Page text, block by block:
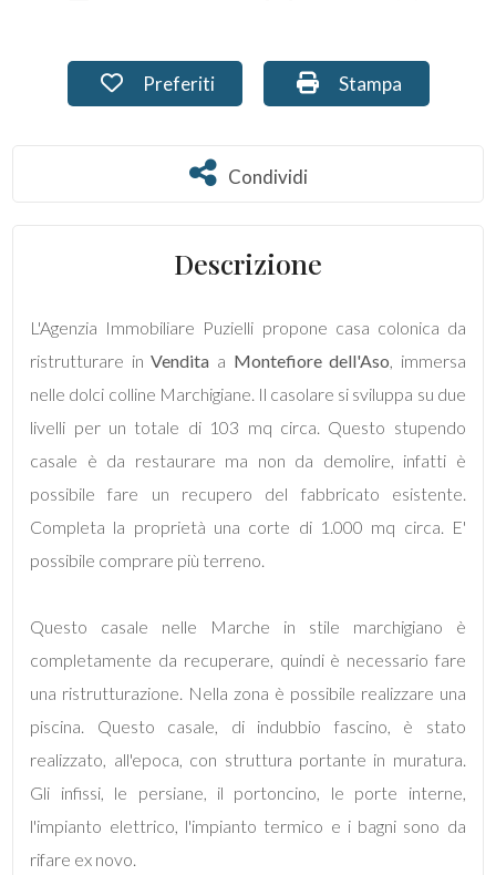
Preferiti: Cod. PU-211
Preferiti Stampa: Cod. PU-
Stampa
Condividi
Condividi
Descrizione
L'Agenzia Immobiliare Puzielli propone casa colonica da
ristrutturare inVendita a Montefiore dell'Aso, immersa
nelle dolci colline Marchigiane. Il casolare si sviluppa su due
livelli per un totale di 103 mq circa. Questo stupendo
casale è da restaurare ma non da demolire, infatti è
possibile fare un recupero del fabbricato esistente.
Completa la proprietà una corte di 1.000 mq circa. E'
possibile comprare più terreno.
Questo casale nelle Marche in stile marchigiano è
completamente da recuperare, quindi è necessario fare
una ristrutturazione. Nella zona è possibile realizzare una
piscina. Questo casale, di indubbio fascino, è stato
realizzato, all'epoca, con struttura portante in muratura.
Gli infissi, le persiane, il portoncino, le porte interne,
l'impianto elettrico, l'impianto termico e i bagni sono da
rifare ex novo.
Prezzo
Totale
Locali
2
3